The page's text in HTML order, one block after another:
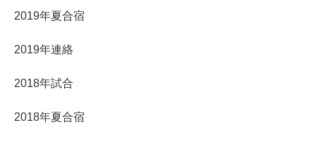
2019年夏合宿
2019年連絡
2018年試合
2018年夏合宿